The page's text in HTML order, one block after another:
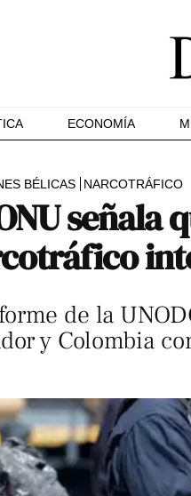
ECONOMÍA
BÉLICAS NARCOTRÁFICO
señala
de la
y Colombia